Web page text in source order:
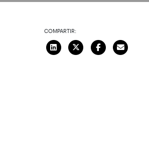
COMPARTIR: